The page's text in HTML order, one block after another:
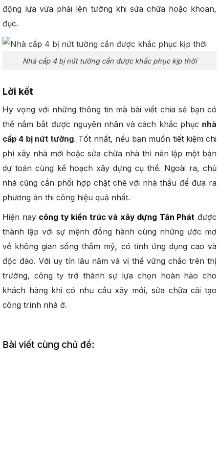
động lựa vừa phải lên tường khi sửa chữa hoặc khoan,
đục.
Nhà cấp 4 bị nứt tường cần được khắc phục kịp thời
Lời kết
Hy vọng với những thông tin mà bài viết chia sẻ bạn có
thể nắm bắt được nguyên nhân và cách khắc phục nhà
cấp 4 bị nứt tường. Tốt nhất, nếu bạn muốn tiết kiệm chi
phí xây nhà mới hoặc sửa chữa nhà thì nên lập một bản
dự toán cùng kế hoạch xây dựng cụ thể. Ngoài ra, chủ
nhà cũng cần phối hợp chặt chẽ với nhà thầu để đưa ra
phương án thi công hiệu quả nhất.
Hiện nay công ty kiến trúc và xây dựng Tân Phát được
thành lập với sự mệnh đồng hành cùng những ước mơ
về không gian sống thẩm mỹ, có tính ứng dụng cao và
độc đáo. Với uy tín lâu năm và vị thế vững chắc trên thị
trường, công ty trở thành sự lựa chọn hoàn hảo cho
khách hàng khi có nhu cầu xây mới, sửa chữa cải tạo
công trình nhà ở.
Bài viết cùng chủ đề: